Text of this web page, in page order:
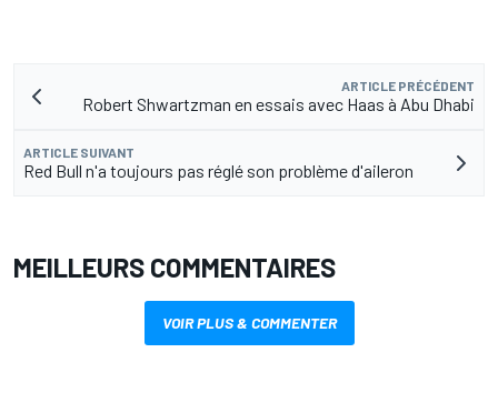
ARTICLE PRÉCÉDENT
Robert Shwartzman en essais avec Haas à Abu Dhabi
ARTICLE SUIVANT
Red Bull n'a toujours pas réglé son problème d'aileron
MEILLEURS COMMENTAIRES
VOIR PLUS & COMMENTER